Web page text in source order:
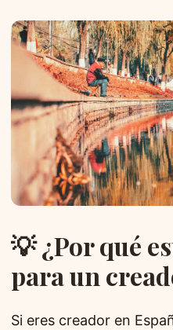
💡 ¿Por qué
para un
Si eres creador en